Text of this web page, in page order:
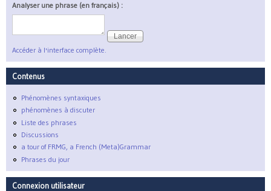
Analyser une phrase (en français) :
Accéder à l'interface complète.
Contenus
Phénomènes syntaxiques
phénomènes à discuter
Liste des phrases
Discussions
a tour of FRMG, a French (Meta)Grammar
Phrases du jour
Connexion utilisateur